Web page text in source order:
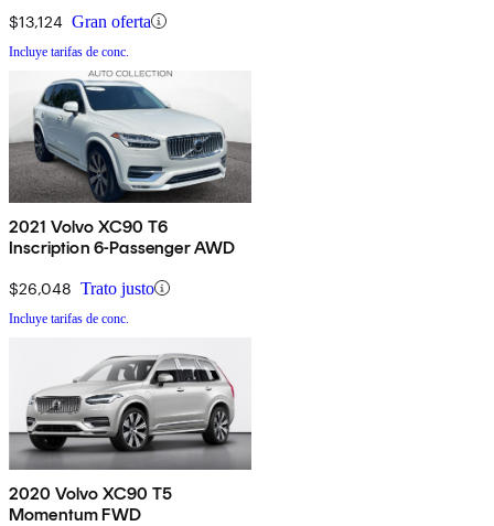
$13,124 Gran oferta
Incluye tarifas de conc.
2021 Volvo XC90 T6
Inscription 6-Passenger AWD
$26,048 Trato justo
Incluye tarifas de conc.
2020 Volvo XC90 T5
Momentum FWD